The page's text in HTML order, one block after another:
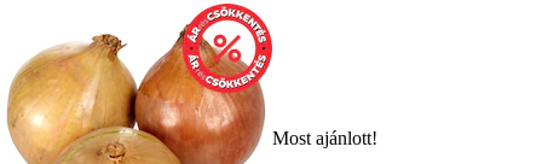
Most ajánlott!